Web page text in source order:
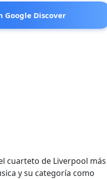
Google Discover
cuarteto de Liverpool más
y su categoría como